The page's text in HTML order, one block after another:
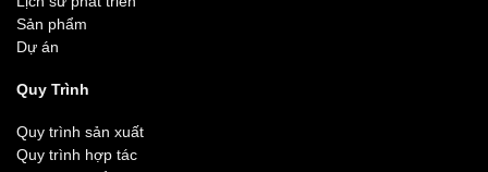
Sản phẩm
Dự án
Quy Trình
Quy trình sản xuất
Quy trình hợp tác